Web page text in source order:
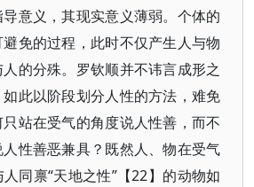
意义，其现实意义薄弱。个体的
免的过程，此时不仅产生人与物
的分殊。罗钦顺并不讳言成形之
此以阶段划分人性的方法，难免
站在受气的角度说人性善，而不
性善恶兼具？既然人、物在受气
同禀“天地之性”【22】的动物如